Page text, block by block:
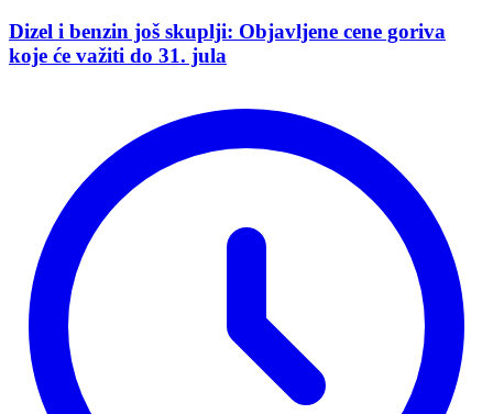
Dizel i benzin još skuplji: Objavljene cene goriva
koje će važiti do 31. jula